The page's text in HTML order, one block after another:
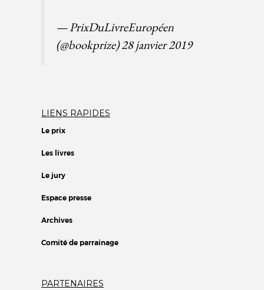
— PrixDuLivreEuropéen
(@bookprize)28 janvier 2019
LIENS RAPIDES
Le prix
Les livres
Le jury
Espace presse
Archives
Comité de parrainage
PARTENAIRES